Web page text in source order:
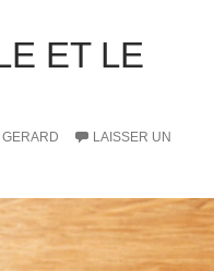
ET LE
LAISSER UN